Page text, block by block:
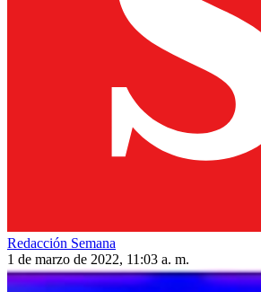
Redacción Semana
1 de marzo de 2022, 11:03 a. m.